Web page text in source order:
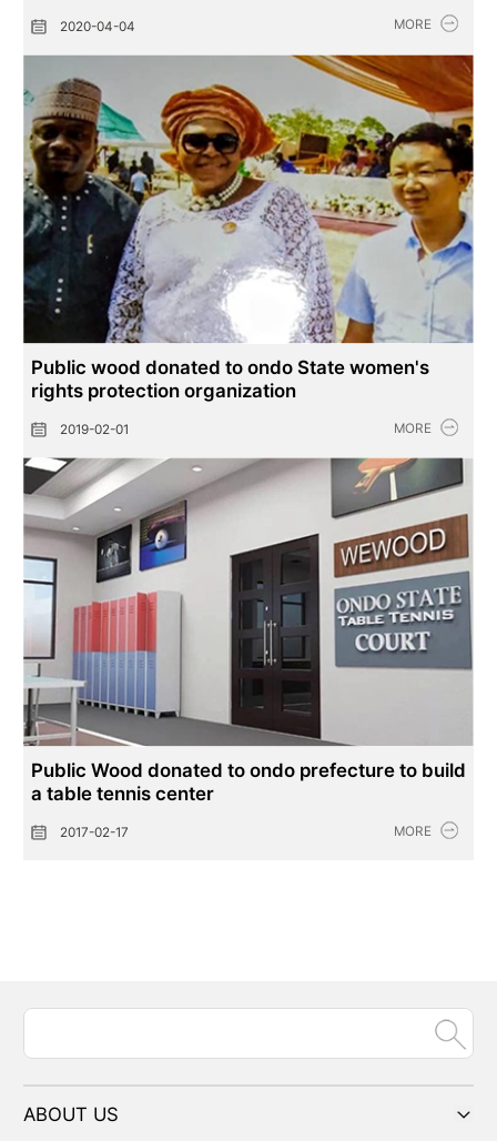
2020-04-04 MORE
Public wood donated to ondo State women's
rights protection organization
2019-02-01 MORE
Public Wood donated to ondo prefecture to build
a table tennis center
2017-02-17 MORE
ABOUT US